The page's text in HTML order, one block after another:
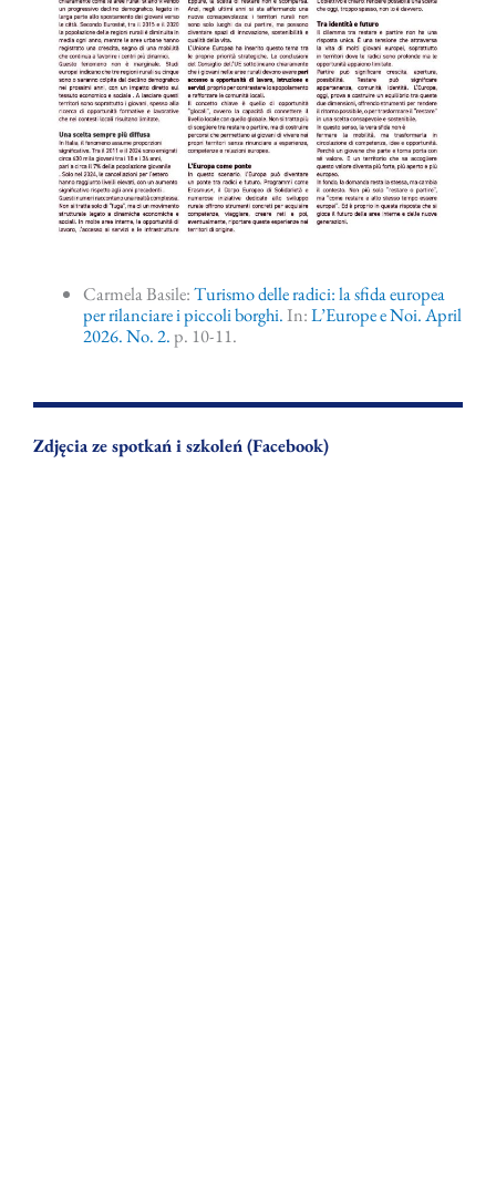
Carmela Basile:Turismo delle radici: la sfida europea
per rilanciare i piccoli borghi.In:L’Europe e Noi. April
2026. No. 2. p. 10-11.
Zdjęcia ze spotkań i szkoleń (Facebook)